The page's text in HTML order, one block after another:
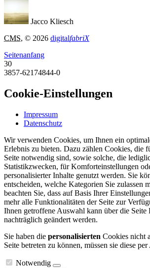
Jacco Kliesch
CMS, © 2026 digitalfabriX
Seitenanfang
30
3857-62174844-0
Cookie-Einstellungen
Impressum
Datenschutz
Wir verwenden Cookies, um Ihnen ein
Erlebnis zu bieten. Dazu zählen Cookies, die
Seite notwendig sind, sowie solche, die
Statistikzwecken, für Komforteinstellungen
personalisierter Inhalte genutzt werden. Sie
entscheiden, welche Kategorien Sie zulassen
beachten Sie, dass auf Basis Ihrer
mehr alle Funktionalitäten der Seite zur
Ihnen getroffene Auswahl kann über die Seite
nachträglich geändert werden.
Sie haben die personalisierten Cookies nicht
Seite betreten zu können, müssen sie diese
Notwendig